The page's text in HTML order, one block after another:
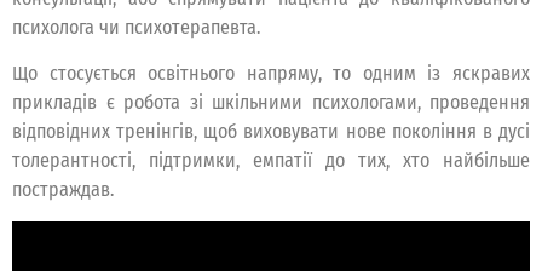
психолога чи психотерапевта.
Що стосується освітнього напряму, то одним із яскравих
прикладів є робота зі шкільними психологами, проведення
відповідних тренінгів, щоб виховувати нове покоління в дусі
толерантності, підтримки, емпатії до тих, хто найбільше
постраждав.